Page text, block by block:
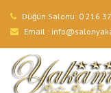
Düğün Salonu: 0 216
Email :